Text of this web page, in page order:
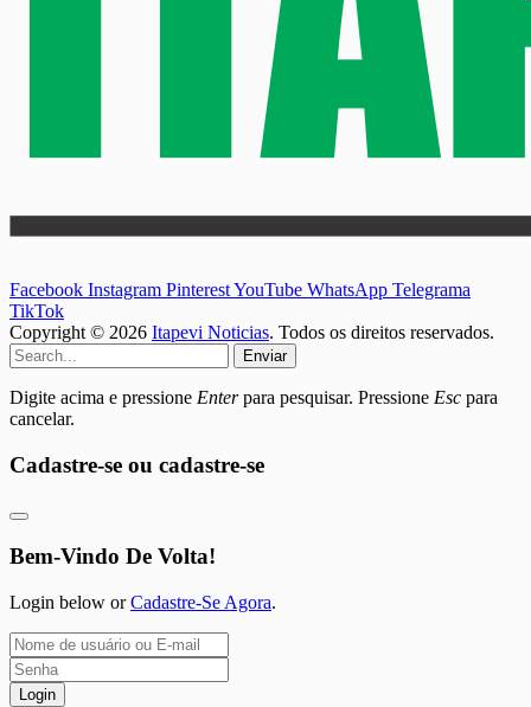
Facebook Instagram PinterestYouTube WhatsApp Telegrama
TikTok
Copyright © 2026 Itapevi Noticias. Todos os direitos reservados.
Enviar
Digite acima e pressione Enterpara pesquisar. Pressione Esc para
cancelar.
Cadastre-se ou cadastre-se
Bem-Vindo De Volta!
Login below orCadastre-Se Agora.
Login